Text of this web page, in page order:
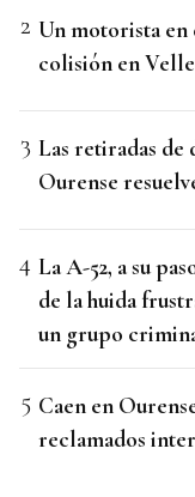
Un motorista en
colisión en Velle
Las retiradas de
Ourense
La A-52, a su
de la huida
un grupo
Caen en
reclamados